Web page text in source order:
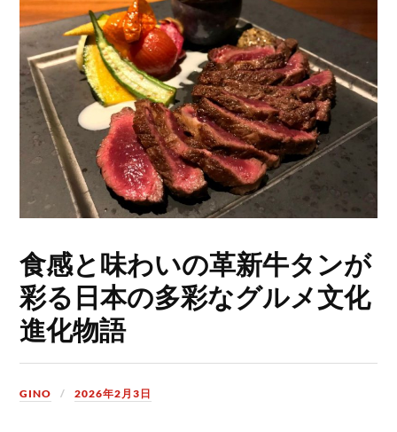
食感と味わいの革新牛タンが
彩る日本の多彩なグルメ文化
進化物語
GINO 2026年2月3日